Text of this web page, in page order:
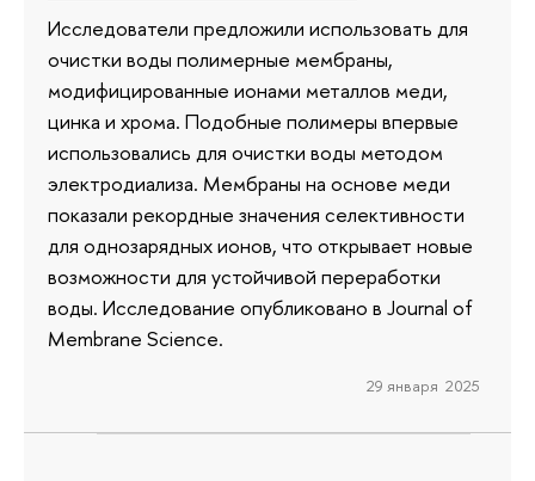
Исследователи предложили использовать для
очистки воды полимерные мембраны,
модифицированные ионами металлов меди,
цинка и хрома. Подобные полимеры впервые
использовались для очистки воды методом
электродиализа. Мембраны на основе меди
показали рекордные значения селективности
для однозарядных ионов, что открывает новые
возможности для устойчивой переработки
воды. Исследование опубликовано в Journal of
Membrane Science.
29 января 2025